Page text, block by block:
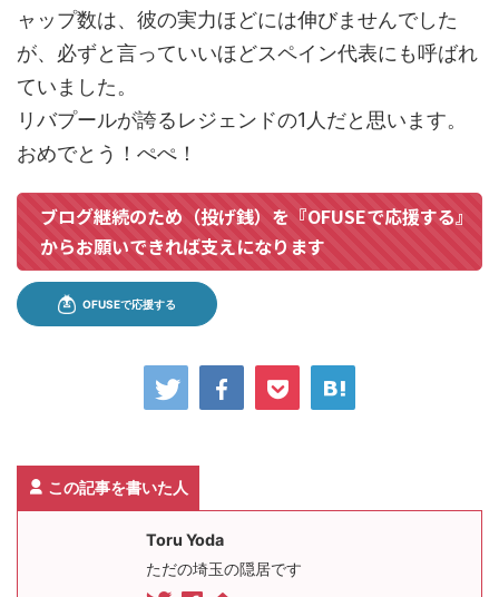
ャップ数は、彼の実力ほどには伸びませんでした
が、必ずと言っていいほどスペイン代表にも呼ばれ
ていました。
リバプールが誇るレジェンドの1人だと思います。
おめでとう！ぺぺ！
ブログ継続のため（投げ銭）を『OFUSEで応援する』
からお願いできれば支えになります
この記事を書いた人
Toru Yoda
ただの埼玉の隠居です